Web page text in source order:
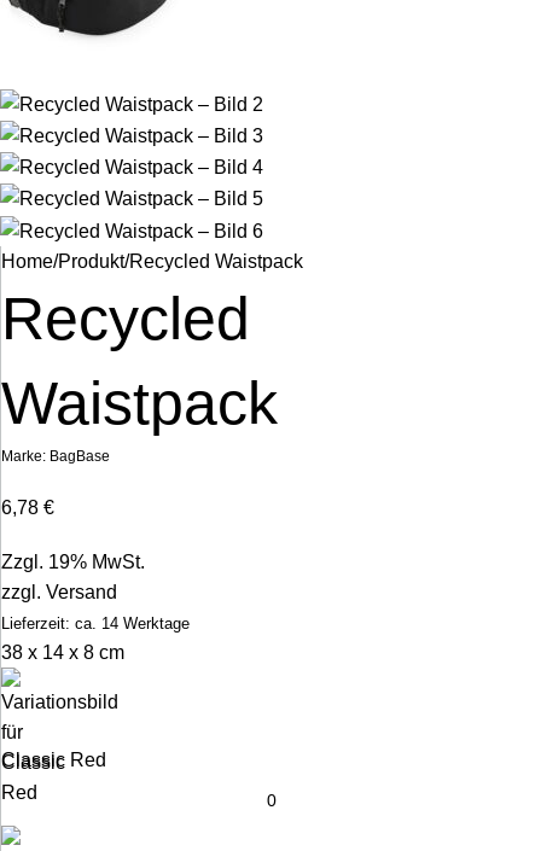
Home Produkt Recycled Waistpack
Recycled
Waistpack
Marke: BagBase
6,78 €
Zzgl. 19% MwSt.
zzgl. Versand
Lieferzeit: ca. 14 Werktage
38 x 14 x 8 cm
Classic Red